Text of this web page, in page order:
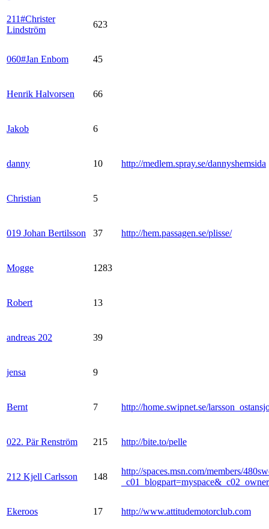
211#Christer
Lindström
623
060#Jan Enbom 45
Henrik Halvorsen 66
Jakob 6
danny 10 http://medlem.spray.se/dannyshemsida
Christian 5
019 Johan Bertilsson 37 http://hem.passagen.se/plisse/
Mogge 1283
Robert 13
andreas 202 39
jensa 9
Bernt 7 http://home.swipnet.se/
022. Pär Renström 215 http://bite.to/pelle
212 Kjell Carlsson 148
http://spaces.msn.com/members/
Ekeroos 17 http://www.attitudemotorclub.com